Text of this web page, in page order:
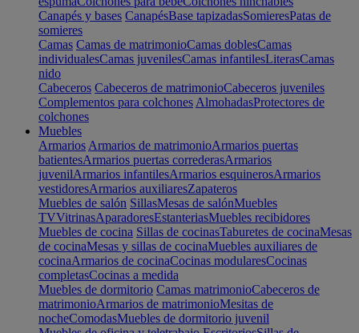
Canapés y bases CanapésBase tapizadasSomieresPatas de
somieres
Camas Camas de matrimonioCamas doblesCamas
individualesCamas juvenilesCamas infantilesLiterasCamas
nido
Cabeceros Cabeceros de matrimonioCabeceros juveniles
Complementos para colchones AlmohadasProtectores de
colchones
Muebles
Armarios Armarios de matrimonioArmarios puertas
batientesArmarios puertas correderasArmarios
juvenilArmarios infantilesArmarios esquinerosArmarios
vestidoresArmarios auxiliaresZapateros
Muebles de salón SillasMesas de salónMuebles
TVVitrinasAparadoresEstanteriasMuebles recibidores
Muebles de cocina Sillas de cocinasTaburetes de cocinaMesas
de cocinaMesas y sillas de cocinaMuebles auxiliares de
cocinaArmarios de cocinaCocinas modularesCocinas
completasCocinas a medida
Muebles de dormitorio Camas matrimonioCabeceros de
matrimonioArmarios de matrimonioMesitas de
nocheComodasMuebles de dormitorio juvenil